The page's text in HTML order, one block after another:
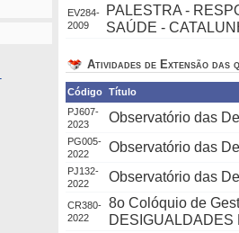
EV284-
2009
PALESTRA -
SAÚDE -
Atividades de Extensão das
Código Título
PJ607-
2023
Observatório das
PG005-
2022
Observatório das
PJ132-
2022
Observatório das
CR380-
2022
8o Colóquio de
DESIGUALDADES